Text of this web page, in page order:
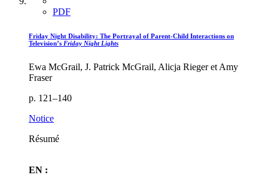
PDF
Friday Night Disability: The Portrayal of Parent-Child Interactions on
Television’s Friday Night Lights
Ewa McGrail, J. Patrick McGrail, Alicja Rieger et Amy
Fraser
p. 121–140
Notice
Résumé
EN :